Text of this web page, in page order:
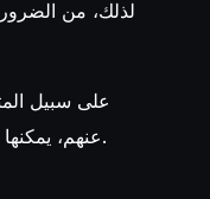
لذلك، من
على سبيل
عنهم، يمكنها التعاون مع شركات تأمين أو بنوك تعمل معهم لاستغلال بيانات ذات صلة من بيئات مختلفة.